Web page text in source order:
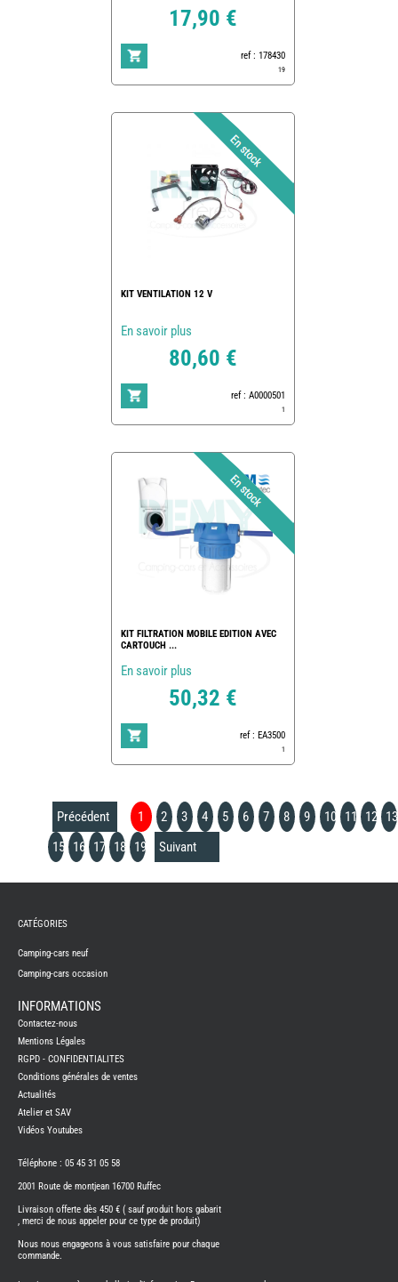
17,90 €
ref : 178430
19
KIT VENTILATION 12 V
En savoir plus
80,60 €
ref : A0000501
1
KIT FILTRATION MOBILE EDITION AVEC
CARTOUCH ...
En savoir plus
50,32 €
ref : EA3500
1
Précédent 1 2 3 4 5 6 7 8 9 10 11 12
13
15
16 17 18 19 Suivant
CAMPING-
NEUFS
CAMPING-
CAMPING-
BENIMAR
CAMPING-
CARADO
CAMPING-
ITINEO
CAMPING-
OCCASION
CARADO
CATÉGORIES
Camping-cars neuf
Camping-cars occasion
INFORMATIONS
Contactez-nous
Mentions Légales
RGPD - CONFIDENTIALITES
Conditions générales de ventes
Actualités
Atelier et SAV
Vidéos Youtubes
Téléphone : 05 45 31 05 58
2001 Route de montjean 16700 Ruffec
Livraison offerte dès 450 € ( sauf produit hors gabarit
, merci de nous appeler pour ce type de produit)
Nous nous engageons à vous satisfaire pour chaque
commande.